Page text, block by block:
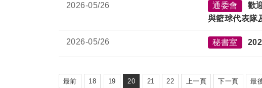
2026-05/26 通委會
歡
與籃球代表隊
2026-05/26 秘書室
最前 18 19 20 21 22 上一頁 下一頁 最